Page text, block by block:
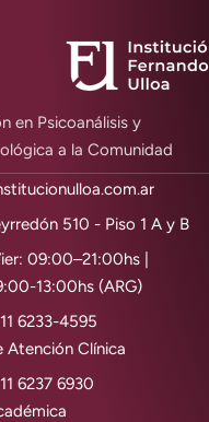
en Psicoanálisis y
a la Comunidad
510 - Piso 1 A y B
09:00–21:00hs |
13:00hs (ARG)
6233-4595
Atención Clínica
6237 6930